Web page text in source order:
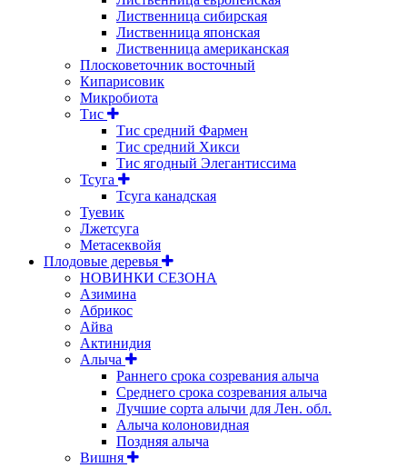
Лиственница сибирская
Лиственница японская
Лиственница американская
Плосковеточник восточный
Кипарисовик
Микробиота
Тис
Тис средний Фармен
Тис средний Хикси
Тис ягодный Элегантиссима
Тсуга
Тсуга канадская
Туевик
Лжетсуга
Метасеквойя
Плодовые деревья
НОВИНКИ СЕЗОНА
Азимина
Абрикос
Айва
Актинидия
Алыча
Раннего срока созревания алыча
Среднего срока созревания алыча
Лучшие сорта алычи для Лен. обл.
Алыча колоновидная
Поздняя алыча
Вишня